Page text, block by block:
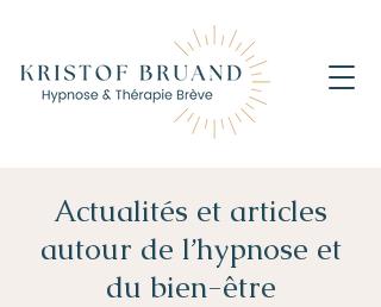
Actualités et articles
autour de l’hypnose et
du bien-être